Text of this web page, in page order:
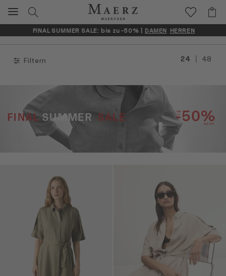
FINAL SUMMER SALE: bis zu -50% | DAMEN HERREN
Filtern 24 | 48